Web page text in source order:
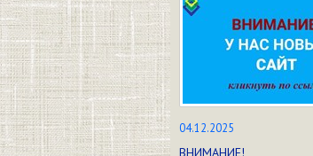
04.12.2025
ВНИМАНИЕ!